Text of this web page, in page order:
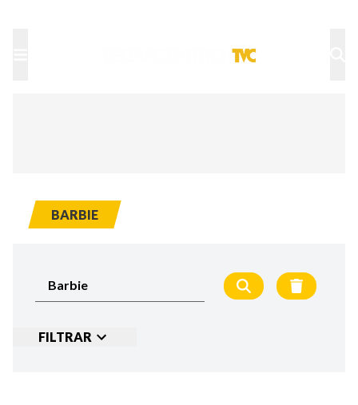
BARBIE
FILTRAR